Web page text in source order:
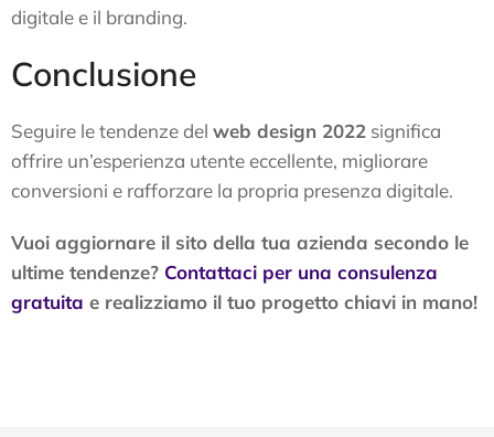
digitale e il branding.
Conclusione
Seguire le tendenze del web design 2022 significa
offrire un’esperienza utente eccellente, migliorare
conversioni e rafforzare la propria presenza digitale.
Vuoi aggiornare il sito della tua azienda secondo le
ultime tendenze? Contattaci per una consulenza
gratuita e realizziamo il tuo progetto chiavi in mano!